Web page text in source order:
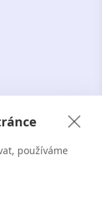
používáme
práva
s.r.o. IČO: